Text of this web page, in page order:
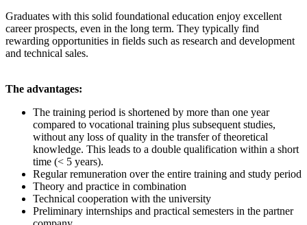
Graduates with this solid foundational education enjoy excellent
career prospects, even in the long term. They typically find
rewarding opportunities in fields such as research and development
and technical sales.
The advantages:
The training period is shortened by more than one year
compared to vocational training plus subsequent studies,
without any loss of quality in the transfer of theoretical
knowledge. This leads to a double qualification within a short
time (< 5 years).
Regular remuneration over the entire training and study period
Theory and practice in combination
Technical cooperation with the university
Preliminary internships and practical semesters in the partner